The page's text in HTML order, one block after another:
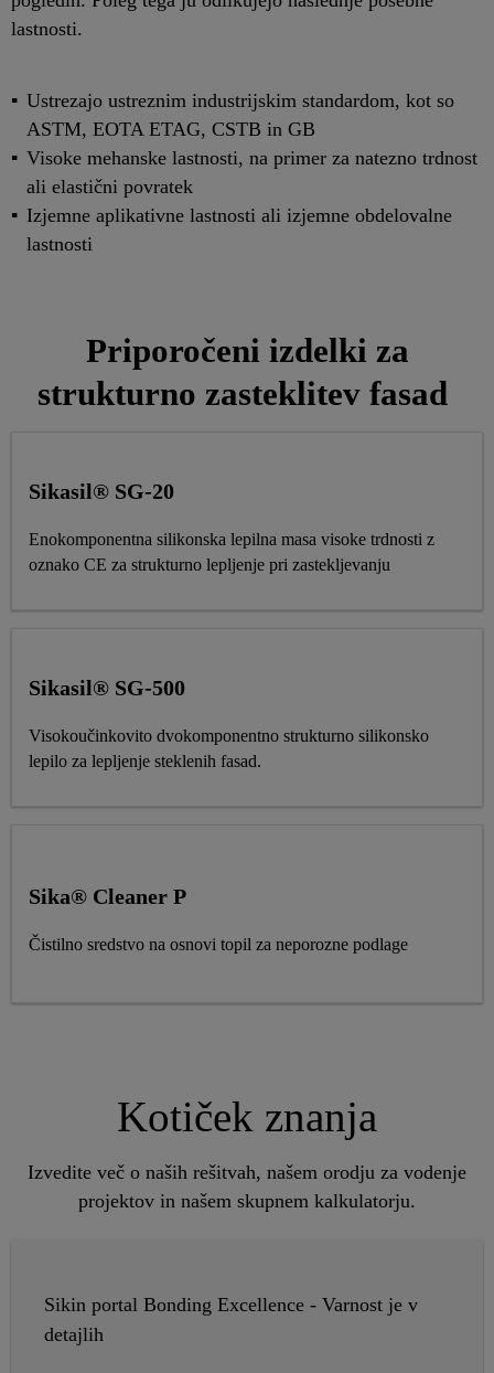
lastnosti.
Ustrezajo ustreznim industrijskim standardom, kot so
ASTM, EOTA ETAG, CSTB in GB
Visoke mehanske lastnosti, na primer za natezno trdnost
ali elastični povratek
Izjemne aplikativne lastnosti ali izjemne obdelovalne
lastnosti
Priporočeni izdelki za
strukturno zasteklitev fasad
Sikasil® SG-20
Enokomponentna silikonska lepilna masa visoke trdnosti z
oznako CE za strukturno lepljenje pri zastekljevanju
Sikasil® SG-500
Visokoučinkovito dvokomponentno strukturno silikonsko
lepilo za lepljenje steklenih fasad.
Sika® Cleaner P
Čistilno sredstvo na osnovi topil za neporozne podlage
Kotiček znanja
Izvedite več o naših rešitvah, našem orodju za vodenje
projektov in našem skupnem kalkulatorju.
Sikin portal Bonding Excellence - Varnost je v
detajlih